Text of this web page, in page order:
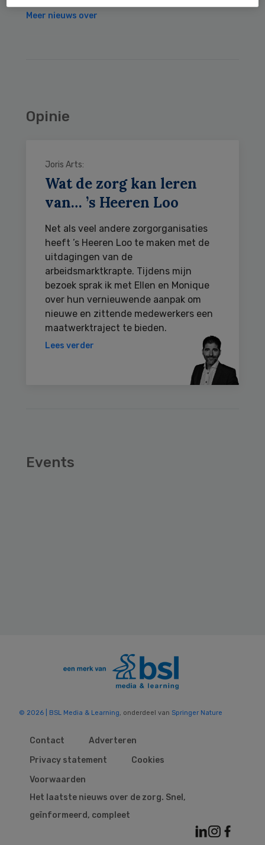
Meer nieuws over
Opinie
Joris Arts:
Wat de zorg kan leren
van… ’s Heeren Loo
Net als veel andere zorgorganisaties
heeft ’s Heeren Loo te maken met de
uitdagingen van de
arbeidsmarktkrapte. Tijdens mijn
bezoek sprak ik met Ellen en Monique
over hun vernieuwende aanpak om
nieuwe en zittende medewerkers een
maatwerktraject te bieden.
Lees verder
Events
© 2026 | BSL Media & Learning, onderdeel van Springer Nature
Contact
Adverteren
Privacy statement
Cookies
Voorwaarden
Het laatste nieuws over de zorg. Snel,
geïnformeerd, compleet